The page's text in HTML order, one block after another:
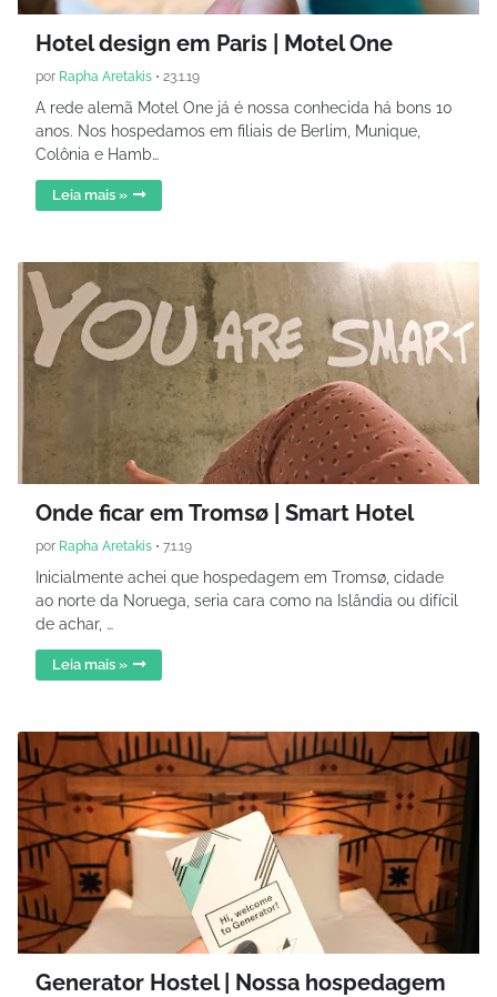
Hotel design em Paris | Motel One
por Rapha Aretakis • 23.1.19
A rede alemã Motel One já é nossa conhecida há bons 10
anos. Nos hospedamos em filiais de Berlim, Munique,
Colônia e Hamb…
Leia mais »
Onde ficar em Tromsø | Smart Hotel
por Rapha Aretakis • 7.1.19
Inicialmente achei que hospedagem em Tromsø, cidade
ao norte da Noruega, seria cara como na Islândia ou difícil
de achar, …
Leia mais »
Generator Hostel | Nossa hospedagem